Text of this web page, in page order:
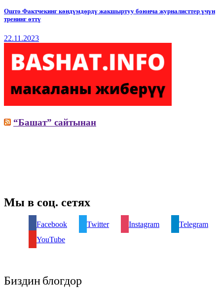
Ошто Фактчекинг көндүмдөрдү жакшыртуу боюнча журналисттер үчүн
тренинг өттү
22.11.2023
“Башат” сайтынан
Мы в соц. сетях
Facebook Twitter Instagram
Telegram
YouTube
Биздин блогдор